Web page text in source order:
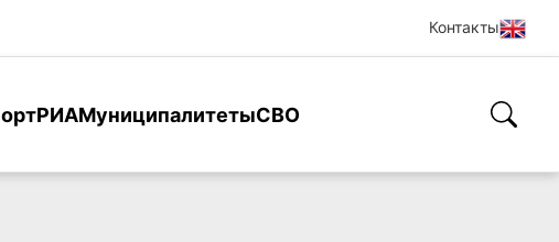
Контакты
РИАМуниципалитетыСВО